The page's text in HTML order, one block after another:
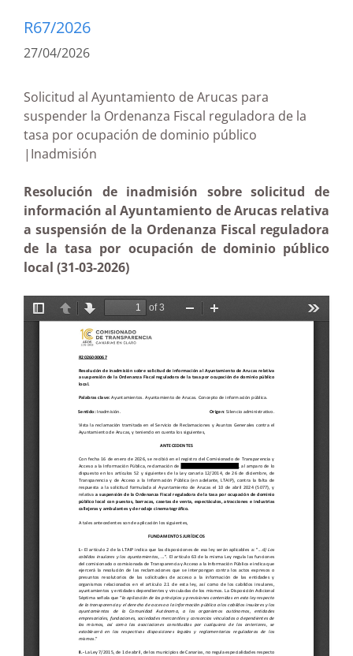
R67/2026
27/04/2026
Solicitud al Ayuntamiento de Arucas para
suspender la Ordenanza Fiscal reguladora de la
tasa por ocupación de dominio público
|Inadmisión
Resolución de inadmisión sobre solicitud de
información al Ayuntamiento de Arucas relativa
a suspensión de la Ordenanza Fiscal reguladora
de la tasa por ocupación de dominio público
local (31-03-2026)